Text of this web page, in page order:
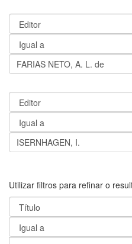
Utilizar filtros para refinar o